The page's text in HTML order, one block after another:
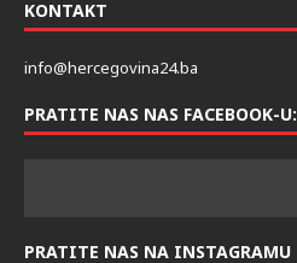
KONTAKT
info@hercegovina24.ba
PRATITE NAS NAS FACEBOOK-U:
PRATITE NAS NA INSTAGRAMU